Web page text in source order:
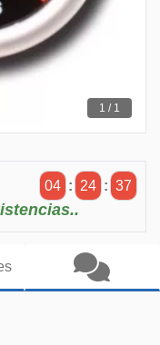
1 / 1
04 : 24 : 37